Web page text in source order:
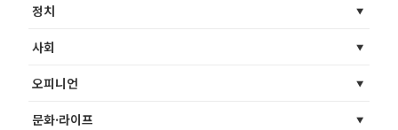
정치
사회
오피니언
문화·라이프